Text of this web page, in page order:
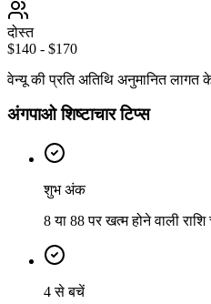
दोस्त
$140 - $170
वेन्यू की प्रति अतिथि अनुमानित
अंगपाओ शिष्टाचार टिप्स
शुभ अंक
8 या 88 पर खत्म होने वाली
4 से बचें